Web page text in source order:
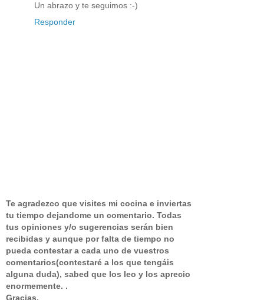
Un abrazo y te seguimos :-)
Responder
Te agradezco que visites mi cocina e inviertas
tu tiempo dejandome un comentario. Todas
tus opiniones y/o sugerencias serán bien
recibidas y aunque por falta de tiempo no
pueda contestar a cada uno de vuestros
comentarios(contestaré a los que tengáis
alguna duda), sabed que los leo y los aprecio
enormemente. .
Gracias.